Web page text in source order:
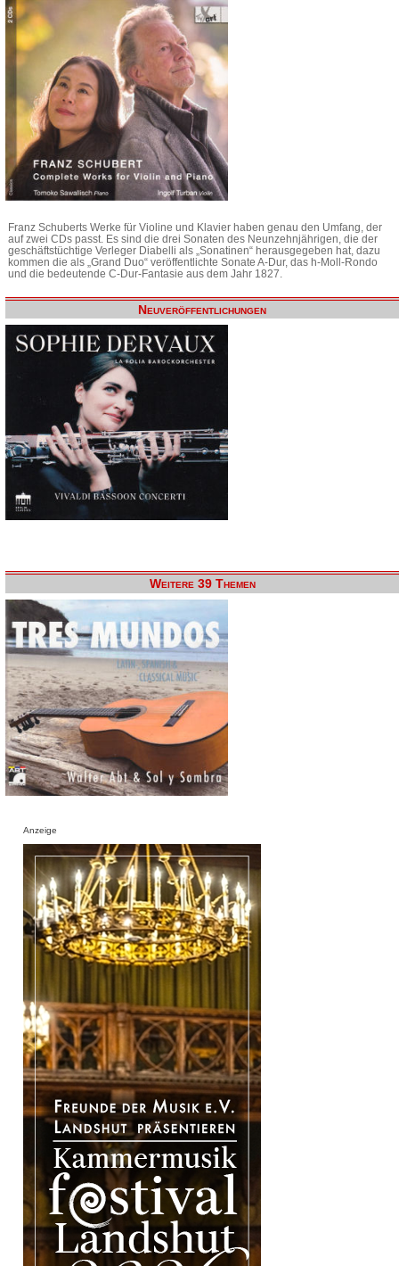
Franz Schuberts Werke für Violine und Klavier haben genau den Umfang, der
auf zwei CDs passt. Es sind die drei Sonaten des Neunzehnjährigen, die der
geschäftstüchtige Verleger Diabelli als „Sonatinen“ herausgegeben hat, dazu
kommen die als „Grand Duo“ veröffentlichte Sonate A-Dur, das h-Moll-Rondo
und die bedeutende C-Dur-Fantasie aus dem Jahr 1827.
Neuveröffentlichungen
Weitere 39 Themen
Anzeige